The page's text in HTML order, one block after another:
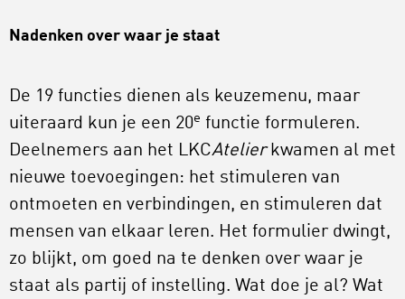
Nadenken over waar je staat
De 19 functies dienen als keuzemenu, maar
uiteraard kun je een 20e functie formuleren.
Deelnemers aan het LKCAtelierkwamen al met
nieuwe toevoegingen: het stimuleren van
ontmoeten en verbindingen, en stimuleren dat
mensen van elkaar leren. Het formulier dwingt,
zo blijkt, om goed na te denken over waar je
staat als partij of instelling. Wat doe je al? Wat